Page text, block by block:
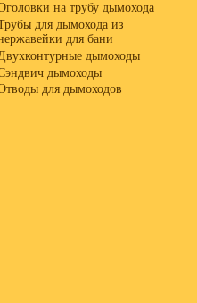
на трубу дымохода
для дымохода из
для бани
дымоходы
дымоходы
для дымоходов